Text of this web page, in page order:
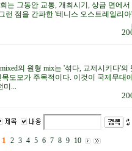
는 그동안 교통, 개최시기, 상금 면에
점을 간파한 '테니스 오스트레일리아
의 원형 mix는 '섞다, 교제시키다'
도모가 주목적이다. 이것이 국제무대
미...
1 2 3 4 5 6 7 8 9 10